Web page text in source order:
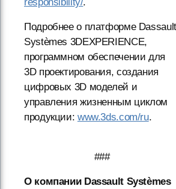
Подробнее о платформе Dassault
Systèmes 3DEXPERIENCE,
программном обеспечении для
3D проектирования, создания
цифровых 3D моделей и
управления жизненным циклом
продукции: www.3ds.com/ru.
###
О компании Dassault Systèmes